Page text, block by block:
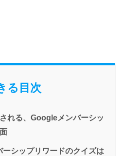
る目次
れる、Googleメンバーシッ
シップリワードのクイズは